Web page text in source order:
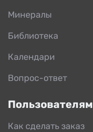
Минералы
Библиотека
Календари
Вопрос-ответ
Пользователям
Как сделать заказ